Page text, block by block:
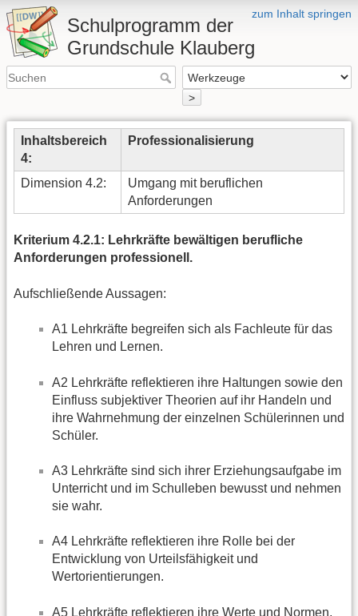
zum Inhalt springen
Schulprogramm der
Grundschule Klauberg
>
Inhaltsbereich
4:
Professionalisierung
Dimension 4.2:
Umgang mit beruflichen
Anforderungen
Kriterium 4.2.1: Lehrkräfte bewältigen berufliche
Anforderungen professionell.
Aufschließende Aussagen:
A1 Lehrkräfte begreifen sich als Fachleute für das
Lehren und Lernen.
A2 Lehrkräfte reflektieren ihre Haltungen sowie den
Einfluss subjektiver Theorien auf ihr Handeln und
ihre Wahrnehmung der einzelnen Schülerinnen und
Schüler.
A3 Lehrkräfte sind sich ihrer Erziehungsaufgabe im
Unterricht und im Schulleben bewusst und nehmen
sie wahr.
A4 Lehrkräfte reflektieren ihre Rolle bei der
Entwicklung von Urteilsfähigkeit und
Wertorientierungen.
A5 Lehrkräfte reflektieren ihre Werte und Normen,